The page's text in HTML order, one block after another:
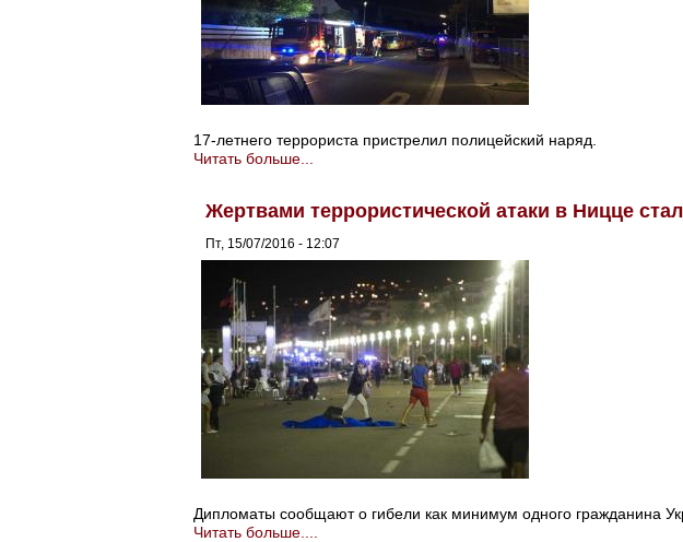
17-летнего террориста пристрелил полицейский наряд.
Читать больше...
Жертвами террористической атаки в Ницце
Пт, 15/07/2016 - 12:07
Дипломаты сообщают о гибели как минимум одного гражданина
Читать больше....